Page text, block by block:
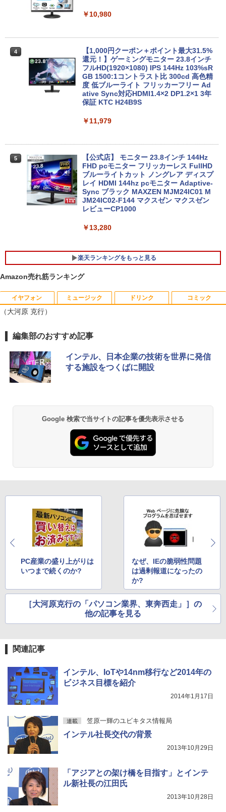
5インチフルHD Windows11 Pro カメラ
￥13,800
往復送料込！パソコンレンタルハイスペ
ックモデルCore i7/16G/SSD/カメラ付き
（4週間延長）【Office2024セット】イ
ンストール済※この商品はレンタルで
い。
Panasonic Let's note CF-SZ6/12.1型F
HD / 第7世代 Core i3-7100U /中古ノート
パソコン win11 office付・整備済み品・
メモリ8GB / 高速SSD搭載 / Webカメラ /
HDMI・VGA / WiFi / 超軽量モバイルノー
￥10,980
4
【1,000円クーポン＋ポイント最大31.5%
還元！】ゲーミングモニター 23.8インチ
フルHD(1920×1080) IPS 144Hz 103%sR
GB 1500:1コントラスト比 300cd 高色精
度 低ブルーライト フリッカーフリー Ad
ative Sync対応HDMI1.4×2 DP1.2×1 3年
保証 KTC H24B9S
￥11,979
5
【公式店】 モニター 23.8インチ 144Hz
FHD pcモニター フリッカーレス FullHD
ブルーライトカット ノングレア ディスプ
レイ HDMI 144hz pcモニター Adaptive-
Sync ブラック MAXZEN MJM24IC01 M
JM24IC02-F144 マクスゼン マクスゼン
レビューCP1000
￥13,280
楽天ランキングをもっと見る
1
月刊少女野崎くん（18）特装版 セレク
￥1,650
2
給与小六法 令和9年版 [ 一般財団法人
人事行政研究所 ]
【3千円以上送料無料】タッチペンで音が
聞ける!はじめてずかん1000 英語つき／
小学館辞典編集部
5
薬屋のひとりごと 17巻 【電子書籍】[ 日
向夏 ]
￥770
Amazon売れ筋ランキング
イヤフォン
Anker Soundcore P40i オフホワイト
￥7,990
￥5,990
ラック
【2026年アップグレード版】AOKIMI ワイヤ
レスイヤホン bluetooth イヤホン V12 小型
軽量 ブルートゥースHi-Fi 最大36時間再生 ぶ
セリング 自動ペアリング Type-C充電 マイク
付き 防水 タッチ式音量調整 スポーツ/通勤/通
学/WEB会議(ホワイト)
￥1,964
Xiaomi シャオミ REDMI Buds 8 Lite ワイヤ
ミュージック
BRUCE WAYNE feat. Flo Milli, ATL Jacob
[Explicit]
￥250
[Explicit]
On My Road (Stadium ver.)
￥250
BUGS LIFE
￥250
ドリンク
by Amazon 天然水 ラベルレス 500ml ×24本
富士山の天然水 バナジウム含有 水 ミネラル
ウォーター ペットボトル 静岡県産 500ミリリ
ットル (Smart Basic)
【Amazon.co.jp限定】 い・ろ・は・す 2L P
ET ラベルレス ×8本
￥1,112
by Amazon 炭酸水 ラベルレス 500ml ×24本
強炭酸水 ペットボトル 500ミリリットル (Sm
￥1,625
コカ・コーラ やかんの麦茶 from 爽健美茶 ラ
ベルレス 650mlPET×24本
￥2,009
コミック
薬屋のひとりごと 17巻 (デジタル版ビッグガ
ンガンコミックス)
￥770
エース)
クスDIGITAL)
HUNTER×HUNTER モノクロ版 39 (ジャンプ
コミックスDIGITAL)
スーパーの裏でヤニ吸うふたり 9巻 (デジタル
￥810
（大河原 克行）
編集部のおすすめ記事
インテル、日本企業の技術を世界に発信
する施設をつくばに開設
Google 検索で当サイトの記事を優先表示させる
PC産業の盛り上がりは
いつまで続くのか?
なぜ、IEの脆弱性問題
は過剰報道になったの
か?
［大河原克行の「パソコン業界、東奔西走」］の
他の記事を見る
関連記事
インテル、IoTや14nm移行など2014年の
ビジネス目標を紹介
2014年1月17日
連載 笠原一輝のユビキタス情報局
インテル社長交代の背景
2013年10月29日
「アジアとの架け橋を目指す」とインテ
ル新社長の江田氏
2013年10月28日